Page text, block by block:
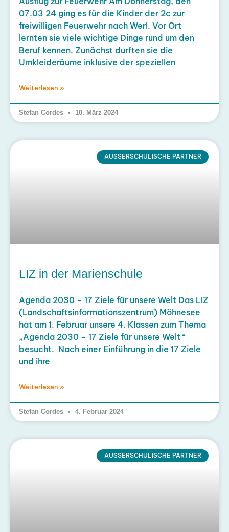
07.03 24 ging es für die Kinder der 2c zur
freiwilligen Feuerwehr nach Werl. Vor Ort
lernten sie viele wichtige Dinge rund um den
Beruf kennen. Zunächst durften sie die
Umkleideräume inklusive der speziellen
Weiterlesen »
Stefan Cordes 10. März 2024
AUSSERSCHULISCHE PARTNER
LIZ in der Marienschule
Agenda 2030 – 17 Ziele für unsere Welt Das LIZ
(Landschaftsinformationszentrum) Möhnesee
hat am 1. Februar unsere 4. Klassen zum Thema
„Agenda 2030 – 17 Ziele für unsere Welt “
besucht. Nach einer Einführung in die 17 Ziele
und ihre
Weiterlesen »
Stefan Cordes 4. Februar 2024
AUSSERSCHULISCHE PARTNER